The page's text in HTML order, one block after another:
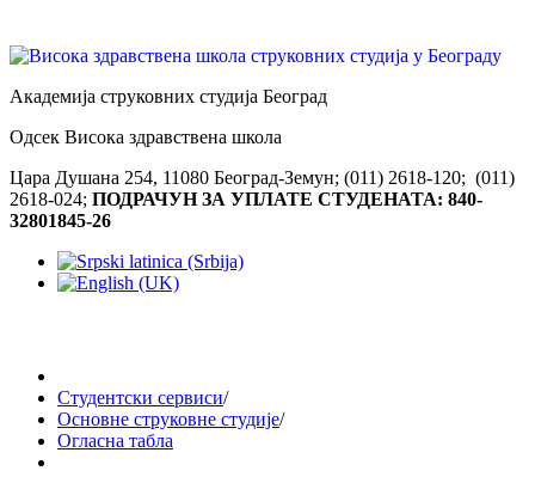
Академија струковних студија Београд
Одсек Висока здравствена школа
Цара Душана 254, 11080 Београд-Земун; (011) 2618-120; (011)
2618-024; ПОДРАЧУН ЗА УПЛАТЕ СТУДЕНАТА: 840-
32801845-26
Студентски сервиси/
Основне струковне студије/
Огласна табла